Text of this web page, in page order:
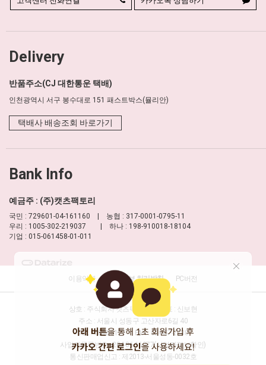
Delivery
반품주소(CJ 대한통운 택배)
인천광역시 서구 봉수대로 151 패스트박스(뮬리안)
택배사 배송조회 바로가기
Bank Info
예금주 : (주)캣츠팩토리
국민 : 729601-04-161160 | 농협 : 317-0001-0795-11
우리 : 1005-302-219037 | 하나 : 198-910018-18104
기업 : 015-061458-01-011
이용약관 개인정보 처리방침 PC버전
상호 : 주식회사 캣츠팩토리
대표 : 신보현
주소 : 서울시 성동구 고산자로6길 40
TEL : 1688-8177
FAX : 02-457-2330
사업자등록번호 : 204-86-16277(사업자정보확인)
통신판매업신고 : 제2013-서울성동-0032호